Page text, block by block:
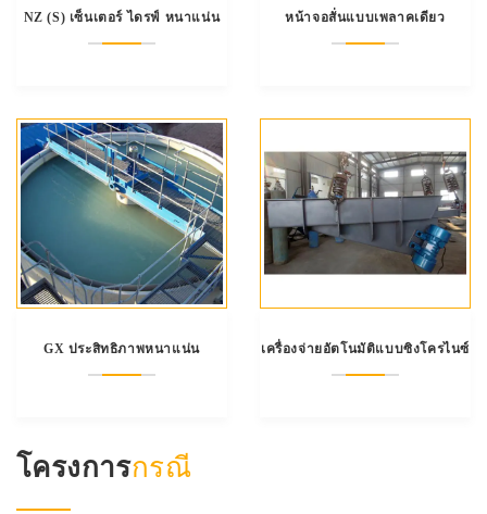
NZ (S) เซ็นเตอร์ ไดรฟ์ หนาแน่น หน้าจอสั่นแบบเพลาคเดียว
GX ประสิทธิภาพหนาแน่น เครื่องจ่ายอัตโนมัติแบบซิงโครไนซ์
โครงการกรณี